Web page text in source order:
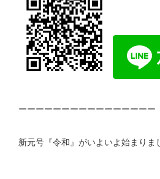
ーーーーーーーーーーーーーーーー
新元号『令和』がいよいよ始まりま